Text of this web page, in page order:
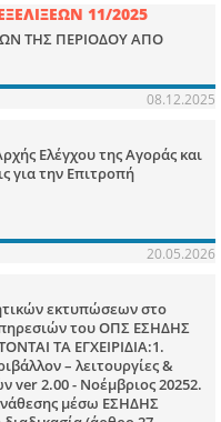
11/2025
ΤΗΣ ΠΕΡΙΟΔΟΥ ΑΠΟ
08.12.2025
Ελέγχου της Αγοράς και
για την Επιτροπή
20.05.2026
εκτυπώσεων στο
του ΟΠΣ ΕΣΗΔΗΣ
ΤΑ ΕΓΧΕΙΡΙΔΙΑ:1.
– λειτουργίες &
ver 2.00 - Νοέμβριος 20252.
μέσω ΕΣΗΔΗΣ